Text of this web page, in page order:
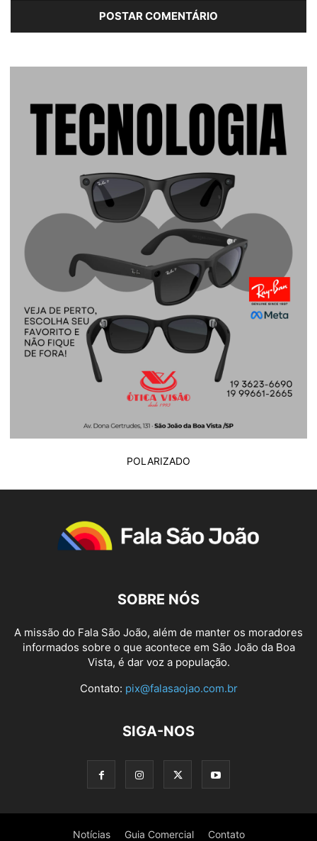
POLARIZADO
SOBRE NÓS
A missão do Fala São João, além de manter os moradores
informados sobre o que acontece em São João da Boa
Vista, é dar voz a população.
Contato: pix@falasaojao.com.br
SIGA-NOS
Notícias Guia Comercial Contato